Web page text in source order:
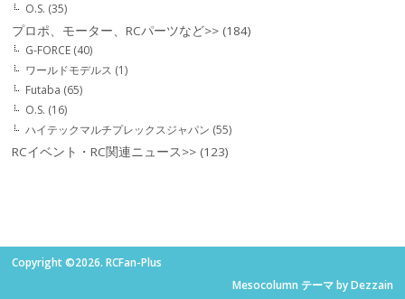
O.S. (35)
プロポ、モーター、RCパーツなど>> (184)
G-FORCE (40)
ワールドモデルス (1)
Futaba (65)
O.S. (16)
ハイテックマルチプレックスジャパン (55)
RCイベント・RC関連ニュース>> (123)
Copyright ©2026. RCFan-Plus
Mesocolumn テーマ by Dezzain